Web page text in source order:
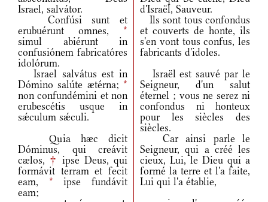
Israel, salvátor.
d'Israël, Sauveur.
Confúsi sunt et
erubuérunt omnes, *
simul abiérunt in
confusiónem fabricatóres
idolórum.
Ils sont tous confondus
et couverts de honte, ils
s'en vont tous confus, les
fabricants d'idoles.
Israel salvátus est in
Dómino salúte ætérna; *
non confundémini et non
erubescétis usque in
sǽculum sǽculi.
Israël est sauvé par le
Seigneur, d'un salut
éternel ; vous ne serez ni
confondus ni honteux
pour les siècles des
siècles.
Quia hæc dicit
Dóminus, qui creávit
cælos, † ipse Deus, qui
formávit terram et fecit
eam, * ipse fundávit
eam;
Car ainsi parle le
Seigneur, qui a créé les
cieux, Lui, le Dieu qui a
formé la terre et l'a faite,
Lui qui l'a établie,